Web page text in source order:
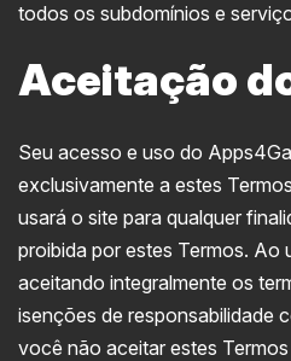
todos os subdomínios e
Aceitação
Seu acesso e uso do
exclusivamente a estes
usará o site para qualquer
proibida por estes Termos. Ao
aceitando integralmente os
isenções de responsabilidade
você não aceitar estes